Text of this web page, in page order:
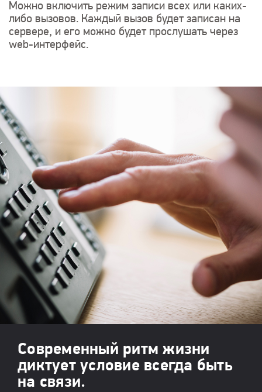
Можно включить режим записи всех или каких-
либо вызовов. Каждый вызов будет записан на
сервере, и его можно будет прослушать через
web-интерфейс.
Современный ритм жизни
диктует условие всегда быть
на связи.